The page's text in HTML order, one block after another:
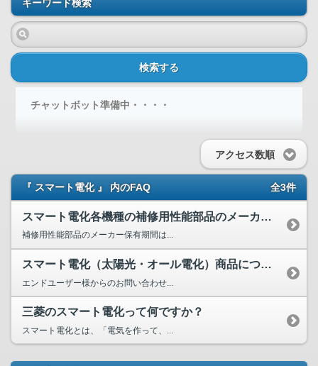
キーワード検索
検索する
チャットボット準備中・・・・
アクセス数順
『 スマート電化 』 内のFAQ 全3件
スマート電化各機種の補修用性能部品のメーカー保有期間は？
補修用性能部品のメーカー保有期間は...
スマート電化（太陽光・オール電化）商品についての三菱電機の...
エンドユーザー様からのお問い合わせ...
三菱のスマート電化って何ですか？
スマート電化とは、「電気を作って、...